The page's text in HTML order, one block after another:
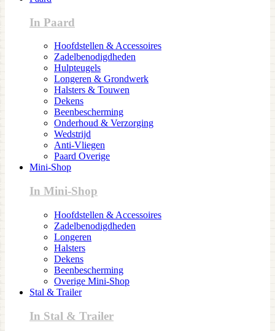
In Paard
Hoofdstellen & Accessoires
Zadelbenodigdheden
Hulpteugels
Longeren & Grondwerk
Halsters & Touwen
Dekens
Beenbescherming
Onderhoud & Verzorging
Wedstrijd
Anti-Vliegen
Paard Overige
Mini-Shop
In Mini-Shop
Hoofdstellen & Accessoires
Zadelbenodigdheden
Longeren
Halsters
Dekens
Beenbescherming
Overige Mini-Shop
Stal & Trailer
In Stal & Trailer